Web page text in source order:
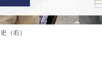
（右）